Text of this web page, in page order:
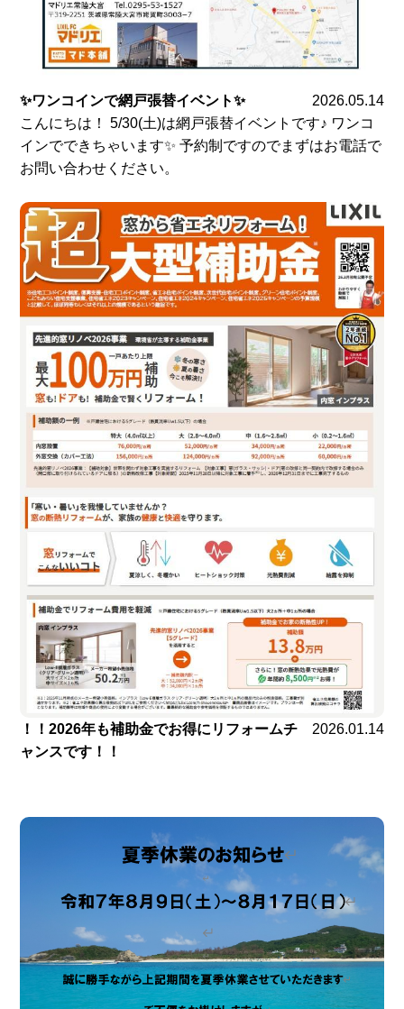
✨ワンコインで網戸張替イベント✨
2026.05.14
こんにちは！ 5/30(土)は網戸張替イベントです♪ ワンコ
インでできちゃいます✨ 予約制ですのでまずはお電話で
お問い合わせください。
！！2026年も補助金でお得にリフォームチ
ャンスです！！
2026.01.14